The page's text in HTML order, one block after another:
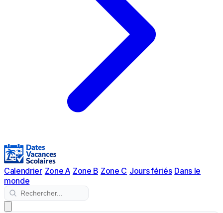
Calendrier Zone A Zone B Zone C Jours fériés Dans le
monde